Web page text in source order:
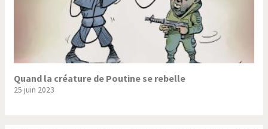
Quand la créature de Poutine se rebelle
25 juin 2023